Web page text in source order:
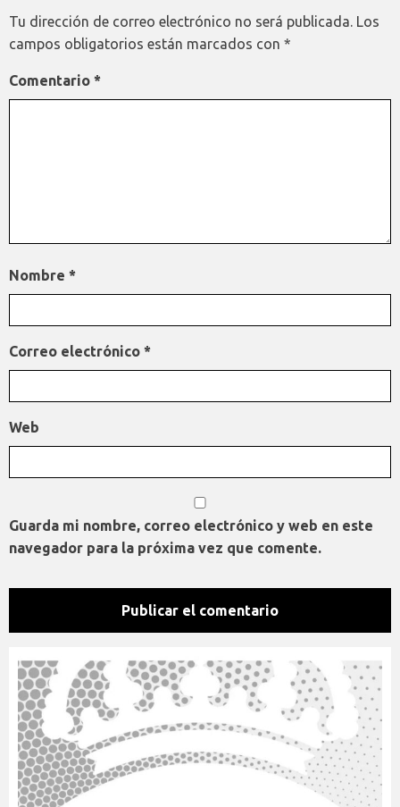
Tu dirección de correo electrónico no será publicada. Los
campos obligatorios están marcados con *
Comentario *
Nombre *
Correo electrónico *
Web
Guarda mi nombre, correo electrónico y web en este
navegador para la próxima vez que comente.